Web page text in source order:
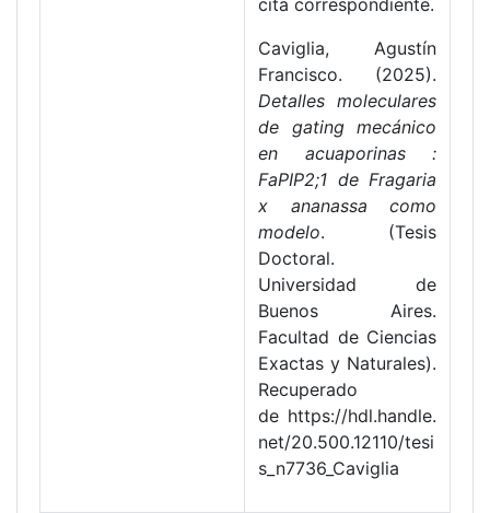
cita correspondiente.
Caviglia, Agustín
Francisco. (2025).
Detalles moleculares
de gating mecánico
en acuaporinas :
FaPIP2;1 de Fragaria
x ananassa como
modelo. (Tesis
Doctoral.
Universidad de
Buenos Aires.
Facultad de Ciencias
Exactas y Naturales).
Recuperado
de https://hdl.handle.
net/20.500.12110/tesi
s_n7736_Caviglia